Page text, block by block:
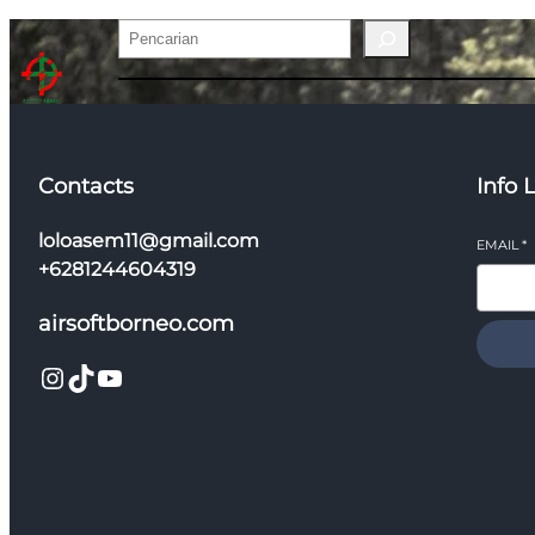
Pencarian
Contacts
loloasem11@gmail.com
+6281244604319
airsoftborneo.com
InstagramTikTok YouTube
Info
EMAIL*